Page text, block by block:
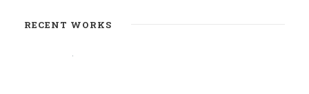
RECENT WORKS